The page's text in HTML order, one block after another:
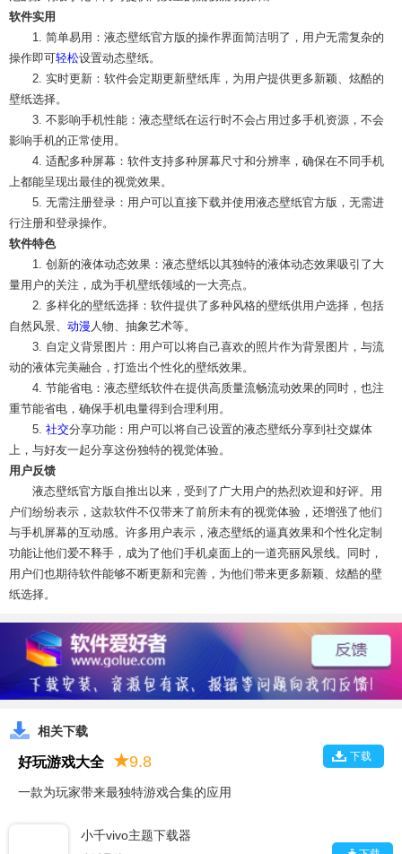
软件实用
1. 简单易用：液态壁纸官方版的操作界面简洁明了，用户无需复杂的
操作即可轻松设置动态壁纸。
2. 实时更新：软件会定期更新壁纸库，为用户提供更多新颖、炫酷的
壁纸选择。
3. 不影响手机性能：液态壁纸在运行时不会占用过多手机资源，不会
影响手机的正常使用。
4. 适配多种屏幕：软件支持多种屏幕尺寸和分辨率，确保在不同手机
上都能呈现出最佳的视觉效果。
5. 无需注册登录：用户可以直接下载并使用液态壁纸官方版，无需进
行注册和登录操作。
软件特色
1. 创新的液体动态效果：液态壁纸以其独特的液体动态效果吸引了大
量用户的关注，成为手机壁纸领域的一大亮点。
2. 多样化的壁纸选择：软件提供了多种风格的壁纸供用户选择，包括
自然风景、 动漫 人物、抽象艺术等。
3. 自定义背景图片：用户可以将自己喜欢的照片作为背景图片，与流
动的液体完美融合，打造出个性化的壁纸效果。
4. 节能省电：液态壁纸软件在提供高质量流畅流动效果的同时，也注
重节能省电，确保手机电量得到合理利用。
5. 社交分享功能：用户可以将自己设置的液态壁纸分享到社交媒体
上，与好友一起分享这份独特的视觉体验。
用户反馈
液态壁纸官方版自推出以来，受到了广大用户的热烈欢迎和好评。用
户们纷纷表示，这款软件不仅带来了前所未有的视觉体验，还增强了他们
与手机屏幕的互动感。许多用户表示，液态壁纸的逼真效果和个性化定制
功能让他们爱不释手，成为了他们手机桌面上的一道亮丽风景线。同时，
用户们也期待软件能够不断更新和完善，为他们带来更多新颖、炫酷的壁
纸选择。
相关下载
下载
好玩游戏大全 ★9.8
一款为玩家带来最独特游戏合集的应用
小千vivo主题下载器